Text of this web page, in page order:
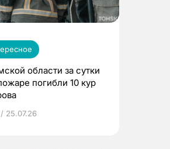
области за сутки
погибли 10 кур
25.07.26